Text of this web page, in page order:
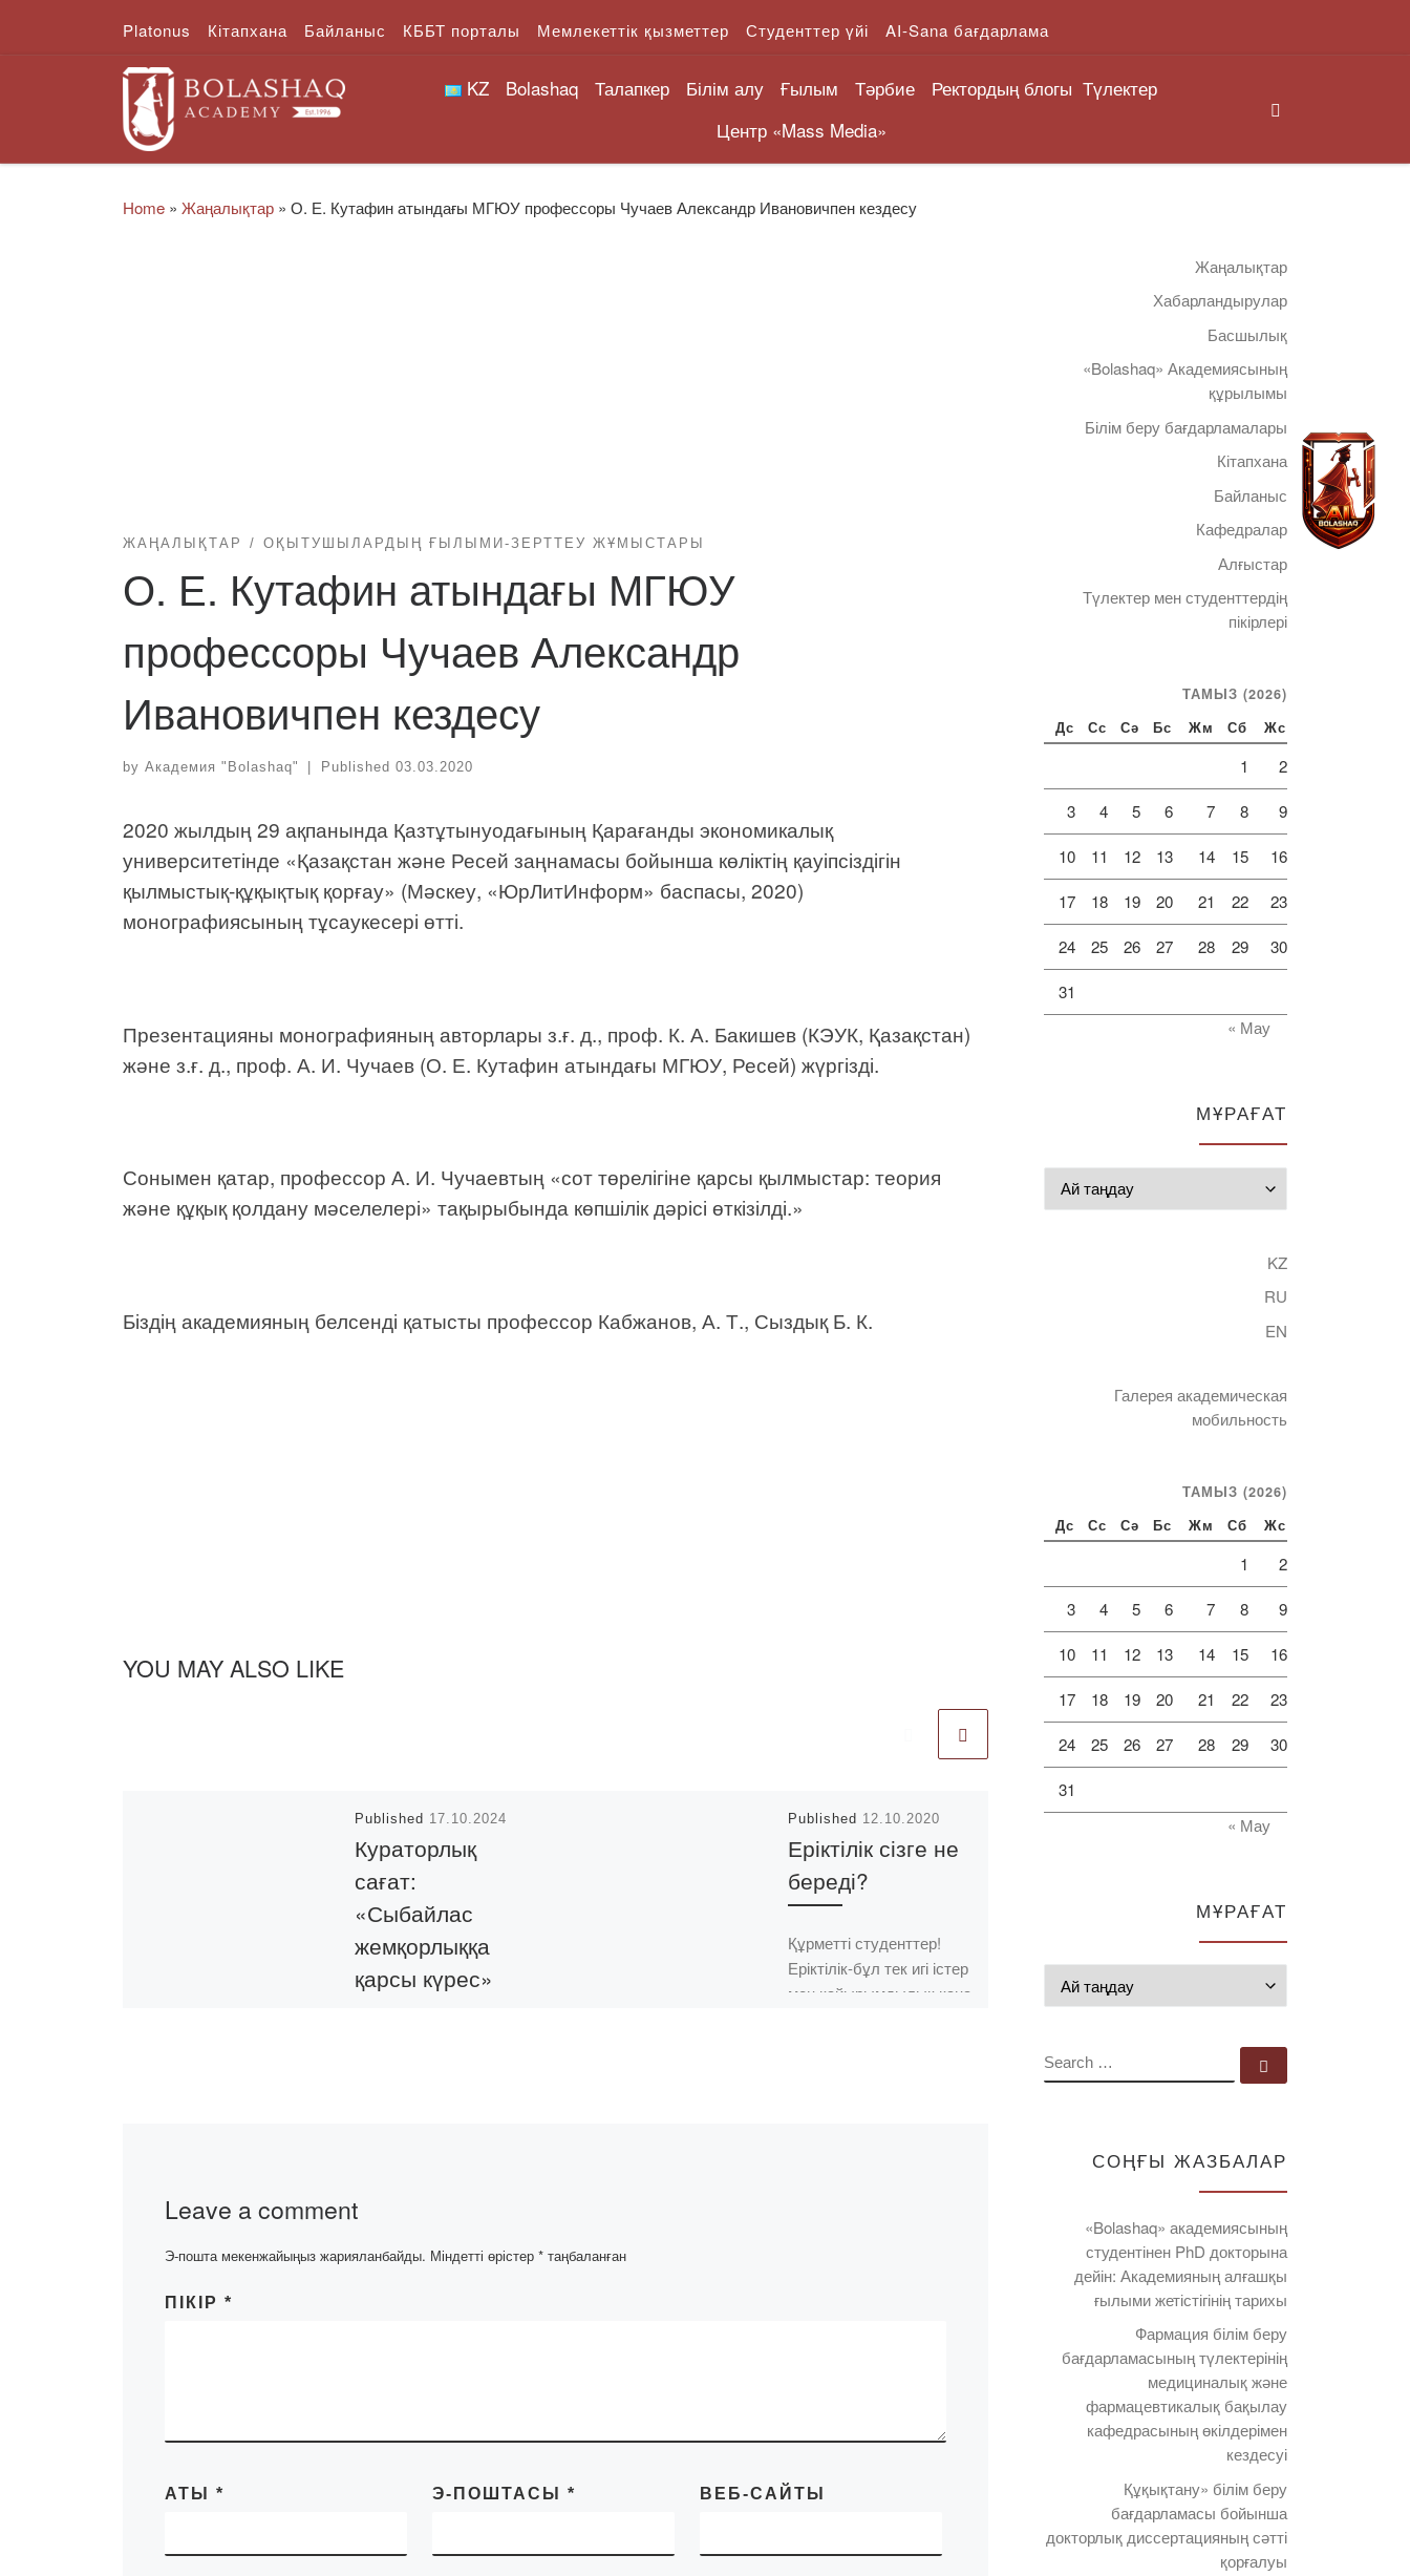
Skip to contentPlatonus Кітапхана Байланыс КББТ порталы Мемлекеттік қызметтер Студенттер үйі AI-Sana бағдарлама
KZ Bolashaq Талапкер Білім алу Ғылым Тәрбие Ректордың блогы Түлектер
Центр «Mass Media»
Home » Жаңалықтар » О. Е. Кутафин атындағы МГЮУ профессоры Чучаев Александр Ивановичпен кездесу
ЖАҢАЛЫҚТАР ОҚЫТУШЫЛАРДЫҢ ҒЫЛЫМИ-ЗЕРТТЕУ ЖҰМЫСТАРЫ
О. Е. Кутафин атындағы МГЮУ
профессоры Чучаев Александр
Ивановичпен кездесу
by Академия "Bolashaq" Published 03.03.2020
2020 жылдың 29 ақпанында Қазтұтынуодағының Қарағанды экономикалық
университетінде «Қазақстан және Ресей заңнамасы бойынша көліктің қауіпсіздігін
қылмыстық-құқықтық қорғау» (Мәскеу, «ЮрЛитИнформ» баспасы, 2020)
монографиясының тұсаукесері өтті.
Презентацияны монографияның авторлары з.ғ. д., проф. К. А. Бакишев (КЭУК, Қазақстан)
және з.ғ. д., проф. А. И. Чучаев (О. Е. Кутафин атындағы МГЮУ, Ресей) жүргізді.
Сонымен қатар, профессор А. И. Чучаевтың «сот төрелігіне қарсы қылмыстар: теория
және құқық қолдану мәселелері» тақырыбында көпшілік дәрісі өткізілді.»
Біздің академияның белсенді қатысты профессор Кабжанов, А. Т., Сыздық Б. К.
YOU MAY ALSO LIKE
Published 17.10.2024
Кураторлық
сағат:
«Сыбайлас
жемқорлыққа
қарсы күрес»
[…]
Published 12.10.2020
Еріктілік сізге не
береді?
Құрметті студенттер!
Еріктілік-бұл тек игі істер
мен қайырымдылық қана
Published
2020 жылдың 29
желтоқсанында
«Bolashaq»
жылдың қорытындысы
бойынша дәстүрлі ЖОО
Номинация
жеңімпаздарын анықтау
Leave a comment
Э-пошта мекенжайыңыз жарияланбайды. Міндетті өрістер * таңбаланған
ПІКІР *
АТЫ * Э-ПОШТАСЫ * ВЕБ-САЙТЫ
Жаңалықтар
Хабарландырулар
Басшылық
«Bolashaq» Академиясының
құрылымы
Білім беру бағдарламалары
Кітапхана
Байланыс
Кафедралар
Алғыстар
Түлектер мен студенттердің
пікірлері
ТАМЫЗ (2026)
Дс Сс Сә Бс Жм Сб Жс
1 2
3 4 5 6 7 8 9
10 11 12 13 14 15 16
17 18 19 20 21 22 23
24 25 26 27 28 29 30
31
« Мау
МҰРАҒАТ
KZ
RU
EN
Галерея академическая
мобильность
ТАМЫЗ (2026)
Дс Сс Сә Бс Жм Сб Жс
1 2
3 4 5 6 7 8 9
10 11 12 13 14 15 16
17 18 19 20 21 22 23
24 25 26 27 28 29 30
31
« Мау
МҰРАҒАТ
SEARCH
СОҢҒЫ ЖАЗБАЛАР
«Bolashaq» академиясының
студентінен PhD докторына
дейін: Академияның алғашқы
ғылыми жетістігінің тарихы
Фармация білім беру
бағдарламасының түлектерінің
медициналық және
фармацевтикалық бақылау
кафедрасының өкілдерімен
кездесуі
Құқықтану» білім беру
бағдарламасы бойынша
докторлық диссертацияның сәтті
қорғалуы
Telegram